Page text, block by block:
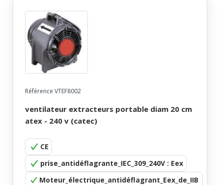
Référence VTEF8002
ventilateur extracteurs portable diam 20 cm
atex - 240 v (catec)
CE
prise_antidéflagrante_IEC_309_240V : Eex
Moteur_électrique_antidéflagrant_Eex_de_IIB